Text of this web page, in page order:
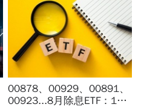
00878、00929、00891、
00923...8月除息ETF：14